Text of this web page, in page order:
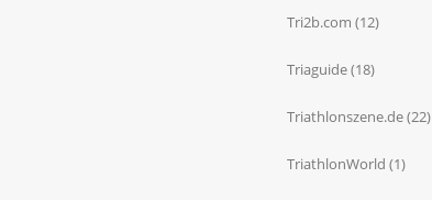
Tri2b.com (12)
Triaguide(18)
Triathlonszene.de(22)
TriathlonWorld (1)